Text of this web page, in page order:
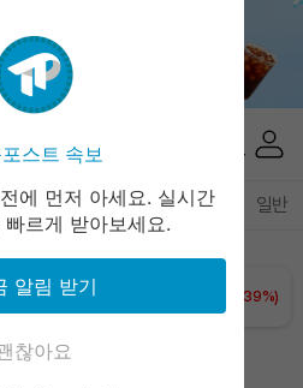
인사이트 브리핑 속보 일반
(+0.53%)
₩76,569
(+1.39%)
스트 속보
에 먼저 아세요. 실시간
르게 받아보세요.
알림 받기
찮아요